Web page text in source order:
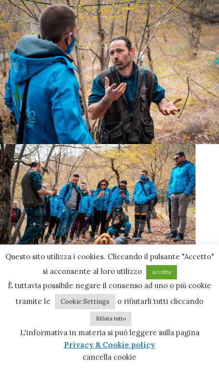
Questo sito utilizza i cookies. Cliccando il pulsante "Accetto"
si acconsente al loro utilizzo
Accetta
È tuttavia possibile negare il consenso ad uno o più cookie
tramite le
Cookie Settings o rifiutarli tutti cliccando
Rifiuta tutto
L'informativa in materia si può leggere sulla pagina
Privacy & Cookie policy
cancella cookie